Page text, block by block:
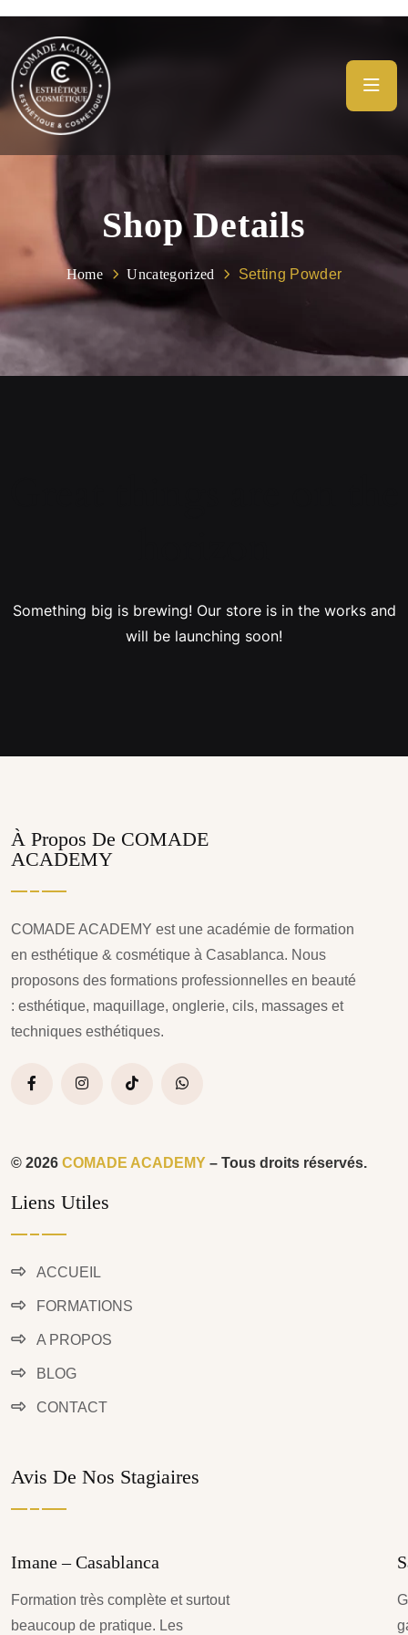
Shop Details
Home Uncategorized Setting Powder
Something big is brewing! Our store is in the works and
will be launching soon!
À Propos De COMADE
ACADEMY
COMADE ACADEMY est une académie de formation
en esthétique & cosmétique à Casablanca. Nous
proposons des formations professionnelles en beauté
: esthétique, maquillage, onglerie, cils, massages et
techniques esthétiques.
© 2026 COMADE ACADEMY – Tous droits réservés.
Liens Utiles
ACCUEIL
FORMATIONS
A PROPOS
BLOG
CONTACT
Avis De Nos Stagiaires
Imane – Casablanca
Formation très complète et surtout
beaucoup de pratique. Les